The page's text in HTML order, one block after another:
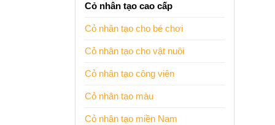
Cỏ nhân tạo cao cấp
Cỏ nhân tạo cho bé chơi
Cỏ nhân tạo cho vật nuôi
Cỏ nhân tạo công viên
Cỏ nhân tạo màu
Cỏ nhân tạo miền Nam